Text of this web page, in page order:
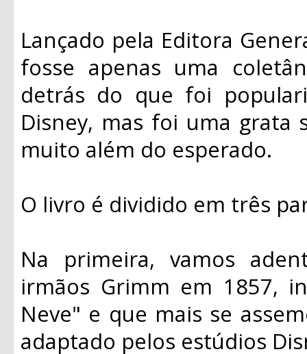
Lançado pela Editora
fosse apenas uma
detrás do que foi
Disney, mas foi uma grata
muito além do esperado.
O livro é dividido em três
Na primeira, vamos
irmãos Grimm em 1857,
Neve" e que mais se
adaptado pelos estúdios